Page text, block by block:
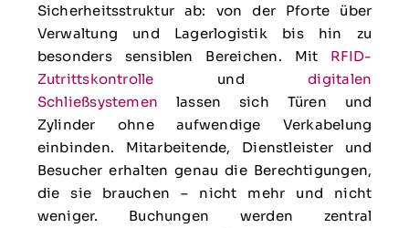
Sicherheitsstruktur ab: von der Pforte über
Verwaltung und Lagerlogistik bis hin zu
besonders sensiblen Bereichen. Mit RFID-
Zutrittskontrolle unddigitalen
Schließsystemen lassen sich Türen und
Zylinder ohne aufwendige Verkabelung
einbinden. Mitarbeitende, Dienstleister und
Besucher erhalten genau die Berechtigungen,
die sie brauchen – nicht mehr und nicht
weniger. Buchungen werden zentral